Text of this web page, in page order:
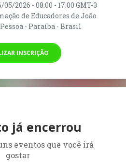
05/2026 - 08:00 - 17:00 GMT-3
de Educadores de João
- Paraíba - Brasil
INSCRIÇÃO
já encerrou
eventos que você irá
gostar